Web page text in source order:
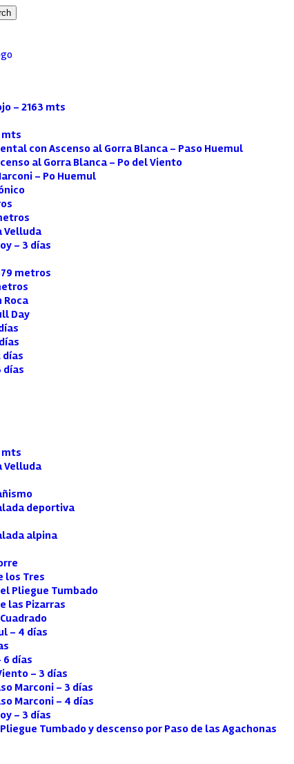
– 2163 mts
mts
con Ascenso al Gorra Blanca – Paso Huemul
al Gorra Blanca – Po del Viento
– Po Huemul
Velluda
– 3 días
metros
Roca
Day
días
días
mts
Velluda
deportiva
alpina
los Tres
Pliegue Tumbado
las Pizarras
– 4 días
6 días
– 3 días
Marconi – 3 días
Marconi – 4 días
– 3 días
Tumbado y descenso por Paso de las Agachonas